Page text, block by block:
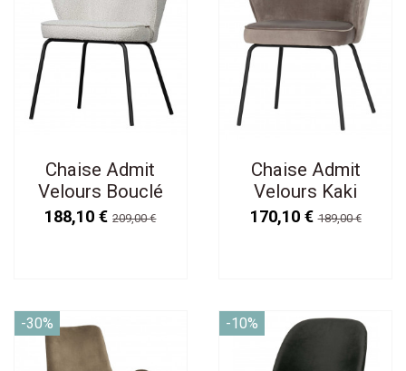
Chaise Admit
Velours Bouclé
Naturel
188,10 €209,00 €
Chaise Admit
Velours Kaki
170,10 €189,00 €
-30% -10%